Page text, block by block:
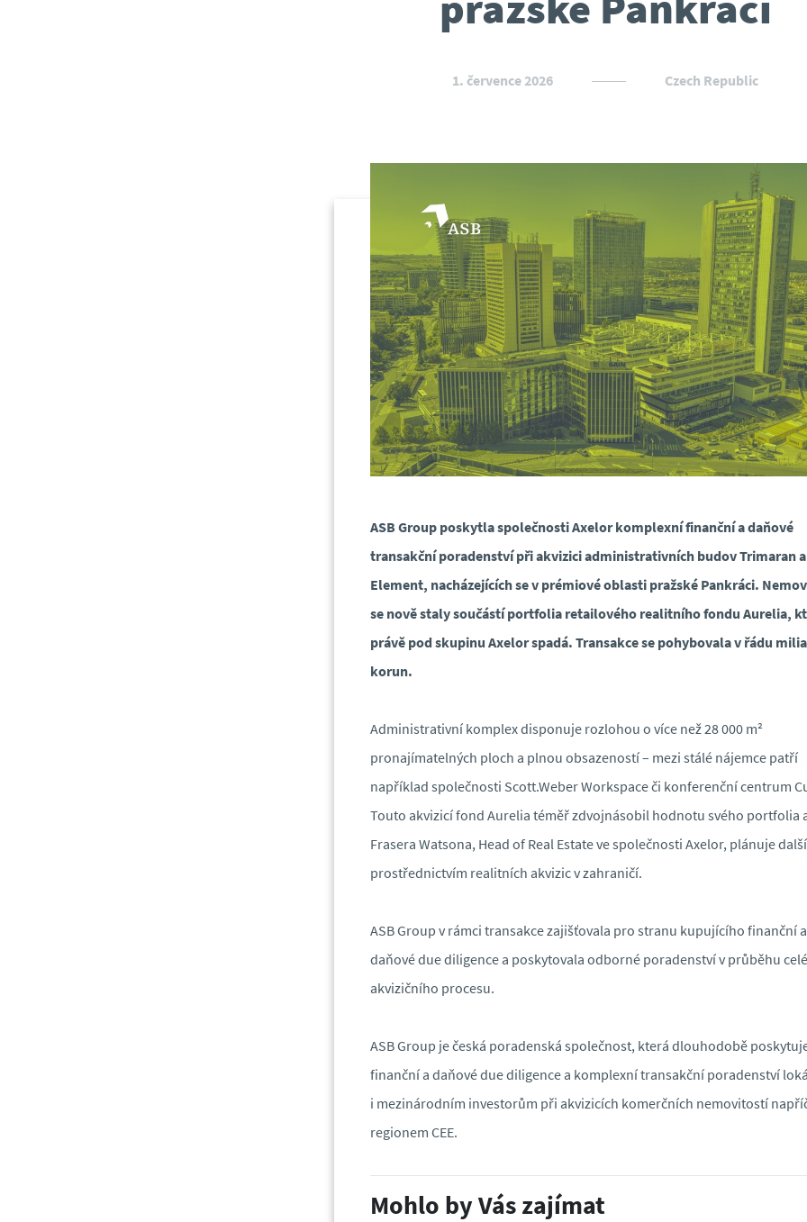
1. července 2026 Czech Republic
ASB Group poskytla společnosti Axelor komplexní finanční a daňové
transakční poradenství při akvizici administrativních budov Trimaran
Element, nacházejících se v prémiové oblasti pražské Pankráci.
se nově staly součástí portfolia retailového realitního fondu Aurelia,
právě pod skupinu Axelor spadá. Transakce se pohybovala v řádu
korun.
Administrativní komplex disponuje rozlohou o více než 28 000 m²
pronajímatelných ploch a plnou obsazeností – mezi stálé nájemce patří
například společnosti Scott.Weber Workspace či konferenční centrum
Touto akvizicí fond Aurelia téměř zdvojnásobil hodnotu svého portfolia
Frasera Watsona, Head of Real Estate ve společnosti Axelor, plánuje
prostřednictvím realitních akvizic v zahraničí.
ASB Group v rámci transakce zajišťovala pro stranu kupujícího finanční a
daňové due diligence a poskytovala odborné poradenství v průběhu
akvizičního procesu.
ASB Group je česká poradenská společnost, která dlouhodobě
finanční a daňové due diligence a komplexní transakční poradenství
i mezinárodním investorům při akvizicích komerčních nemovitostí
regionem CEE.
Mohlo by Vás zajímat